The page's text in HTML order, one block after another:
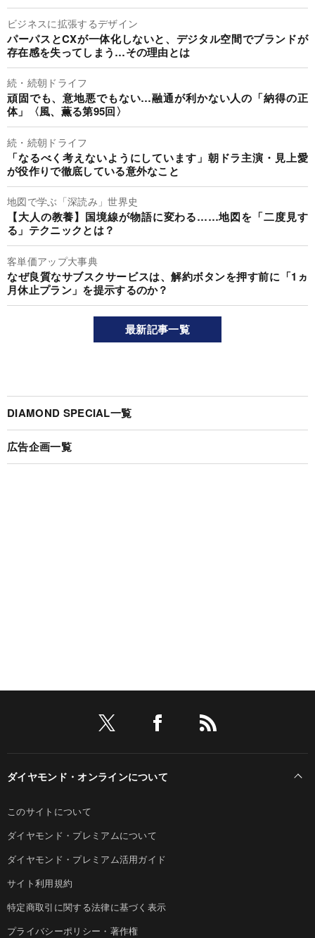
ビジネスに拡張するデザイン
パーパスとCXが一体化しないと、デジタル空間でブランドが
存在感を失ってしまう…その理由とは
続・続朝ドライフ
頑固でも、意地悪でもない…融通が利かない人の「納得の正
体」〈風、薫る第95回〉
続・続朝ドライフ
「なるべく考えないようにしています」朝ドラ主演・見上愛
が役作りで徹底している意外なこと
地図で学ぶ「深読み」世界史
【大人の教養】国境線が物語に変わる……地図を「二度見す
る」テクニックとは？
客単価アップ大事典
なぜ良質なサブスクサービスは、解約ボタンを押す前に「1ヵ
月休止プラン」を提示するのか？
最新記事一覧
DIAMOND SPECIAL一覧
広告企画一覧
ダイヤモンド・オンラインについて
このサイトについて
ダイヤモンド・プレミアムについて
ダイヤモンド・プレミアム活用ガイド
サイト利用規約
特定商取引に関する法律に基づく表示
プライバシーポリシー・著作権